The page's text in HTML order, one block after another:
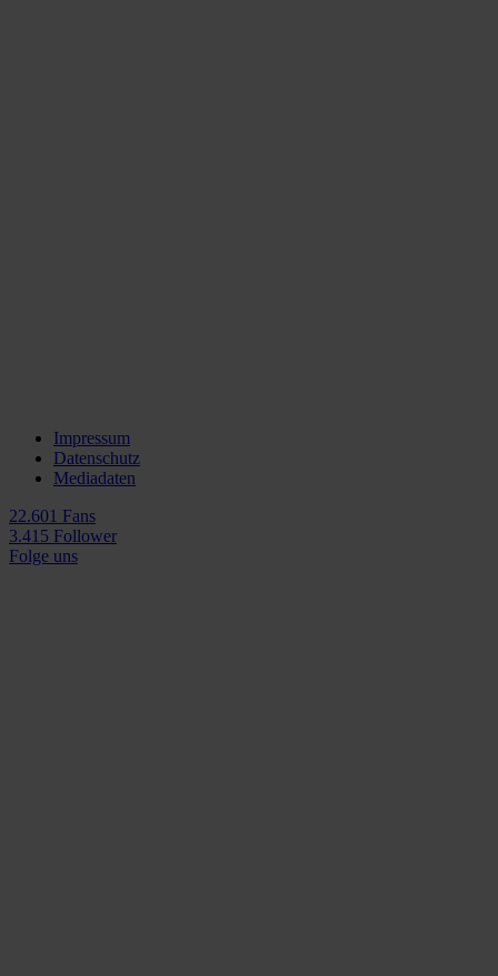
Impressum
Datenschutz
Mediadaten
22.601 Fans
3.415 Follower
Folge uns